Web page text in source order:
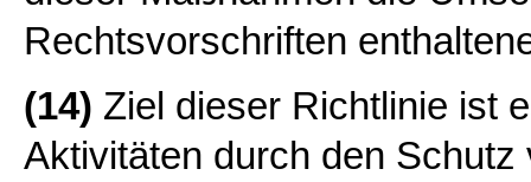
Rechtsvorschriften
(14) Ziel dieser Richtlinie ist
Aktivitäten durch den